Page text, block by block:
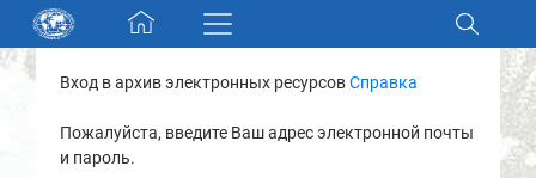
Skip navigation
Разделы и коллекции
Электронный каталог
Вход в архив электронных ресурсовСправка
Пожалуйста, введите Ваш адрес электронной почты
и пароль.